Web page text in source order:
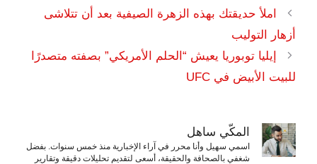
املأ حديقتك بهذه الزهرة الصيفية بعد أن تتلاشى
أزهار التوليب
إيليا توبوريا يعيش “الحلم الأمريكي” بصفته متصدرًا
للبيت الأبيض في UFC
المكّي ساهل
اسمي سهيل وأنا محرر في آراء الإخبارية منذ خمس سنوات. بفضل
شغفي بالصحافة والحقيقة، أسعى لتقديم تحليلات دقيقة وتقارير